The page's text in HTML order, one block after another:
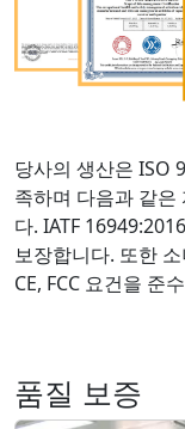
당사의 생산은 ISO
족하며 다음과 같은
다. IATF
보장합니다. 또한
CE, FCC 요건을 준
품질 보증